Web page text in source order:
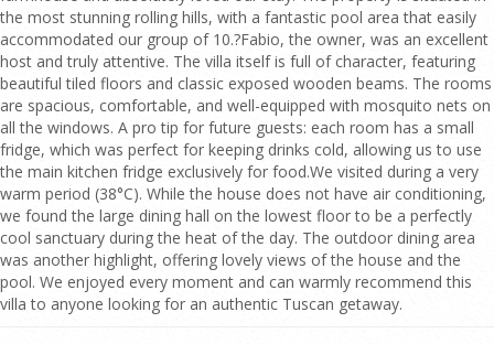
the most stunning rolling hills, with a fantastic pool area that easily
accommodated our group of 10.?Fabio, the owner, was an excellent
host and truly attentive. The villa itself is full of character, featuring
beautiful tiled floors and classic exposed wooden beams. The rooms
are spacious, comfortable, and well-equipped with mosquito nets on
all the windows. A pro tip for future guests: each room has a small
fridge, which was perfect for keeping drinks cold, allowing us to use
the main kitchen fridge exclusively for food.We visited during a very
warm period (38°C). While the house does not have air conditioning,
we found the large dining hall on the lowest floor to be a perfectly
cool sanctuary during the heat of the day. The outdoor dining area
was another highlight, offering lovely views of the house and the
pool. We enjoyed every moment and can warmly recommend this
villa to anyone looking for an authentic Tuscan getaway.